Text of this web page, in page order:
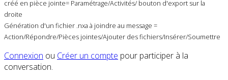
créé en pièce jointe= Paramétrage/Activités/ bouton d'export sur la
droite
Génération d'un fichier .nxa à joindre au message =
Action/Répondre/Pièces jointes/Ajouter des fichiers/Insérer/Soumettre
Connexion ou Créer un compte pour participer à la
conversation.